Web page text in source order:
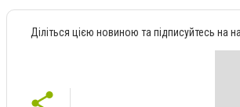
Діліться цією новиною та підписуйтесь на